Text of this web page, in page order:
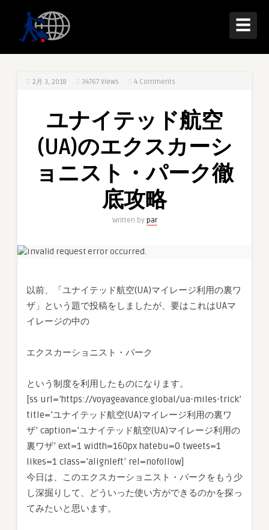
☰
2月 3, 2018 34767 Views 4 Comments
ユナイテッド航空
(UA)のエクスカーシ
ョニスト・パーク徹
底攻略
Written by par
以前、「ユナイテッド航空(UA)マイレージ利用の裏ワ
ザ」という題で投稿をしましたが、要はこれはUAマ
イレージの中の
エクスカーショニスト・パーク
という制度を利用したものになります。
[ss url=’https://voyageavance.global/ua-miles-trick’
title=’ユナイテッド航空(UA)マイレージ利用の裏ワ
ザ’ caption=’ユナイテッド航空(UA)マイレージ利用の
裏ワザ’ ext=1 width=160px hatebu=0 tweets=1
likes=1 class=’alignleft’ rel=nofollow]
今日は、このエクスカーショニスト・パークをもう少
し深掘りして、どういった使い方ができるのかを探っ
てみたいと思います。